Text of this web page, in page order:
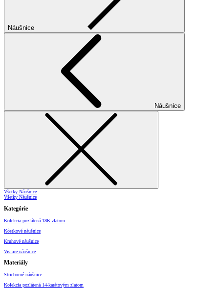
Náušnice
Náušnice
Všetky Náušnice
Všetky Náušnice
Kategórie
Kolekcia pozlátená 18K zlatom
Kôstkové náušnice
Kruhové náušnice
Visiace náušnice
Materiály
Strieborné náušnice
Kolekcia pozlátená 14-karátovým zlatom